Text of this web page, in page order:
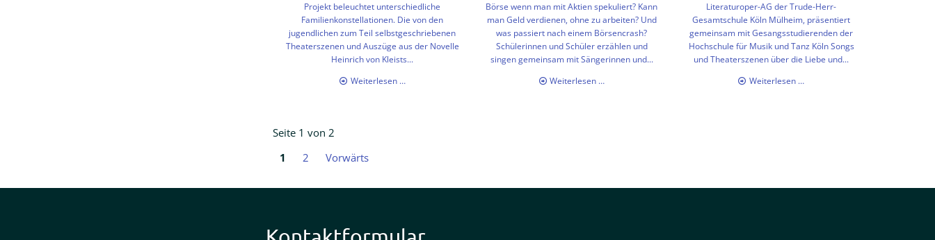
Projekt beleuchtet unterschiedliche
Familienkonstellationen. Die von den
jugendlichen zum Teil selbstgeschriebenen
Theaterszenen und Auszüge aus der Novelle
Heinrich von Kleists...
Weiterlesen …Literaturoper
Börse wenn man mit Aktien spekuliert? Kann
man Geld verdienen, ohne zu arbeiten? Und
was passiert nach einem Börsencrash?
Schülerinnen und Schüler erzählen und
singen gemeinsam mit Sängerinnen und...
Weiterlesen …
Literaturoper-AG der Trude-Herr-
Gesamtschule Köln Mülheim, präsentiert
gemeinsam mit Gesangsstudierenden der
Hochschule für Musik und Tanz Köln Songs
und Theaterszenen über die Liebe und...
Weiterlesen …Literaturoper
Seite 1 von 2
1
2 Vorwärts